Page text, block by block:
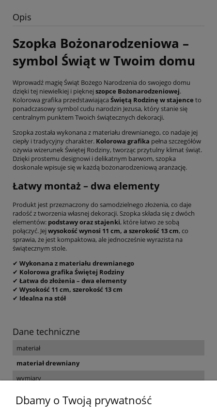
Opis
Szopka Bożonarodzeniowa –
symbol Świąt w Twoim domu
Wprowadź magię Świąt Bożego Narodzenia do swojego domu
dzięki tej niewielkiej i pięknej szopce Bożonarodzeniowej.
Kolorowa grafika przedstawiająca Świętą Rodzinę w stajence to
ponadczasowy symbol cudu narodzin Jezusa, który stanie się
centralnym punktem Twoich świątecznych dekoracji.
Szopka została wykonana z materiału drewnianego, co nadaje jej
ciepły i tradycyjny charakter. Kolorowa grafika pełna szczegółów
ożywia wizerunek Świętej Rodziny, tworząc przytulny klimat świąt.
Dzięki prostemu designowi i delikatnym barwom, szopka
doskonale wpisuje się w każdą bożonarodzeniową aranżację.
Łatwy montaż – dwa elementy
Produkt jest przeznaczony do samodzielnego złożenia, co daje
radość z tworzenia własnej dekoracji. Szopka składa się z dwóch
elementów: podstawy oraz stajenki, które łatwo ze sobą
połączyć. Jej wysokość wynosi 11 cm, a szerokość 13 cm, co
sprawia, że jest kompaktowa, ale jednocześnie wyrazista na
świątecznym stole.
✔ Wykonana z materiału drewnianego
✔ Kolorowa grafika Świętej Rodziny
✔ Łatwa do złożenia – dwa elementy
✔ Wysokość 11 cm, szerokość 13 cm
✔ Idealna na stół
Dane techniczne
materiał
materiał drewniany
wymiary
Dbamy o Twoją prywatność